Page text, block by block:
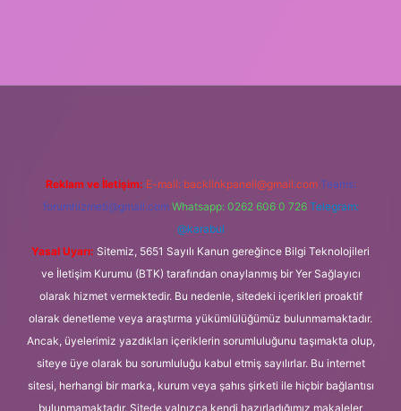
Reklam ve İletişim: E-mail: backlinkpaneli@gmail.com Teams:
forumhizmeti@gmail.com Whatsapp: 0262 606 0 726 Telegram:
@karabul
Yasal Uyarı: Sitemiz, 5651 Sayılı Kanun gereğince Bilgi Teknolojileri
ve İletişim Kurumu (BTK) tarafından onaylanmış bir Yer Sağlayıcı
olarak hizmet vermektedir. Bu nedenle, sitedeki içerikleri proaktif
olarak denetleme veya araştırma yükümlülüğümüz bulunmamaktadır.
Ancak, üyelerimiz yazdıkları içeriklerin sorumluluğunu taşımakta olup,
siteye üye olarak bu sorumluluğu kabul etmiş sayılırlar. Bu internet
sitesi, herhangi bir marka, kurum veya şahıs şirketi ile hiçbir bağlantısı
bulunmamaktadır. Sitede yalnızca kendi hazırladığımız makaleler